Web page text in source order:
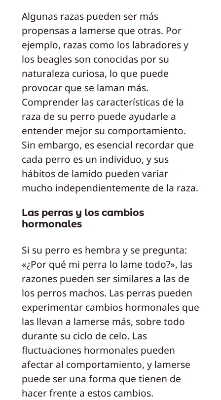
Algunas razas pueden ser más
propensas a lamerse que otras. Por
ejemplo, razas como los labradores y
los beagles son conocidas por su
naturaleza curiosa, lo que puede
provocar que se laman más.
Comprender las características de la
raza de su perro puede ayudarle a
entender mejor su comportamiento.
Sin embargo, es esencial recordar que
cada perro es un individuo, y sus
hábitos de lamido pueden variar
mucho independientemente de la raza.
Las perras y los cambios
hormonales
Si su perro es hembra y se pregunta:
«¿Por qué mi perra lo lame todo?», las
razones pueden ser similares a las de
los perros machos. Las perras pueden
experimentar cambios hormonales que
las llevan a lamerse más, sobre todo
durante su ciclo de celo. Las
fluctuaciones hormonales pueden
afectar al comportamiento, y lamerse
puede ser una forma que tienen de
hacer frente a estos cambios.